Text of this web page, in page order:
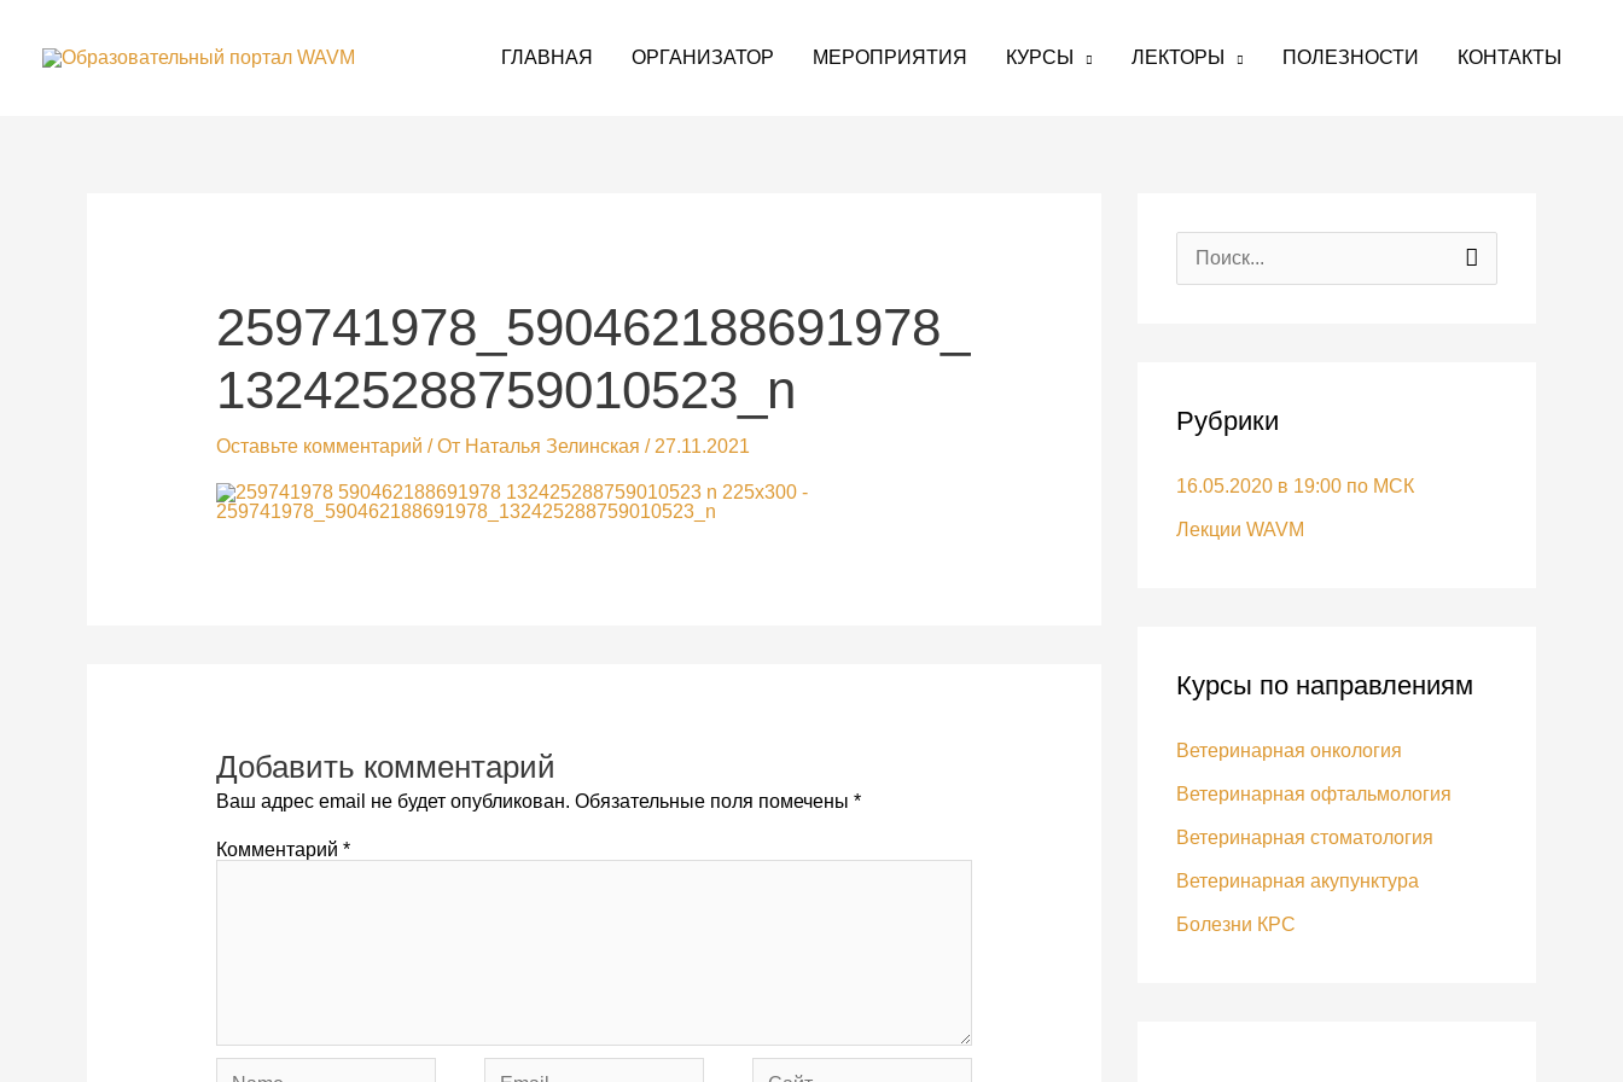
содержимому
ГЛАВНАЯ ОРГАНИЗАТОР МЕРОПРИЯТИЯ КУРСЫ ЛЕКТОРЫ ПОЛЕЗНОСТИ КОНТАКТЫ
259741978_590462188691978_
132425288759010523_n
Оставьте комментарий / От Наталья Зелинская / 27.11.2021
Добавить комментарий
Ваш адрес email не будет опубликован. Обязательные поля помечены *
Комментарий *
Name Email Сайт
к
Рубрики
16.05.2020 в 19:00 по МСК
Лекции WAVM
Курсы по направлениям
Ветеринарная онкология
Ветеринарная офтальмология
Ветеринарная стоматология
Ветеринарная акупунктура
Болезни КРС